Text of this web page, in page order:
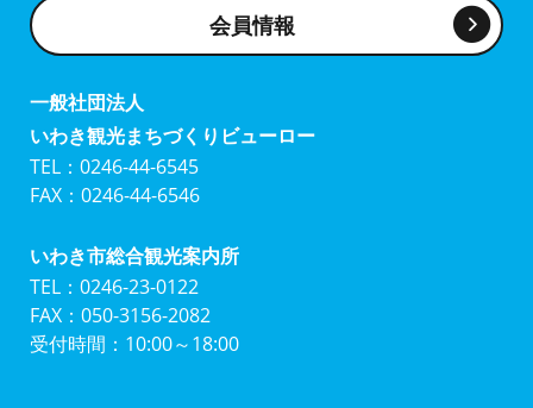
会員情報
一般社団法人
いわき観光まちづくりビューロー
TEL：0246-44-6545
FAX：0246-44-6546
いわき市総合観光案内所
TEL：0246-23-0122
FAX：050-3156-2082
受付時間：10:00～18:00